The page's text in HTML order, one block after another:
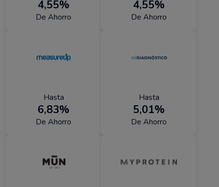
4,55%
De Ahorro
4,55%
De Ahorro
Hasta
6,83%
De Ahorro
Hasta
5,01%
De Ahorro